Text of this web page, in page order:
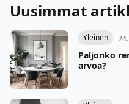
Uusimmat
Yleinen
Paljonko
arvoa?